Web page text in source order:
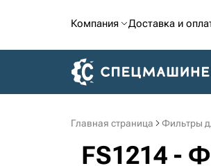
Компания Доставка и
Главная страница Фильтры
FS1214 -